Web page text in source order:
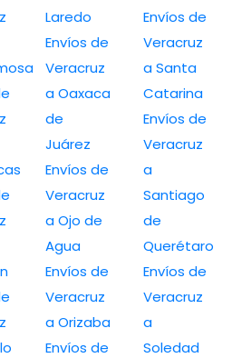
Laredo
Envíos de
Veracruz
a Oaxaca
de
Juárez
Envíos de
Veracruz
a Ojo de
Agua
Envíos de
Veracruz
a Orizaba
Envíos de
Envíos de
Veracruz
a Santa
Catarina
Envíos de
Veracruz
a
Santiago
de
Querétaro
Envíos de
Veracruz
a
Soledad